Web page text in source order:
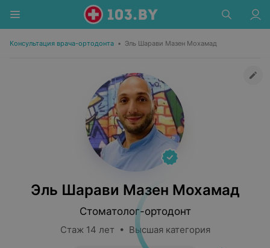
Консультация врача-ортодонта • Эль Шарави Мазен Мохамад
Эль Шарави Мазен Мохамад
Стоматолог-ортодонт
Стаж 14 лет • Высшая категория